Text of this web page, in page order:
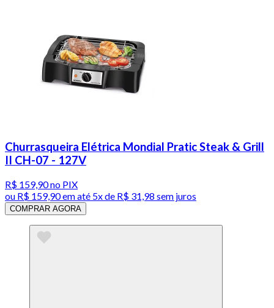
Churrasqueira Elétrica Mondial Pratic Steak & Grill
II CH-07 - 127V
R$ 159,90no PIX
ou R$ 159,90em até 5x de R$ 31,98 sem juros
COMPRAR AGORA